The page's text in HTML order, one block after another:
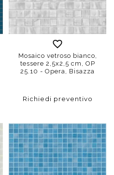
Mosaico vetroso bianco,
tessere 2,5x2,5 cm, OP
25.10 - Opera, Bisazza
Richiedi preventivo